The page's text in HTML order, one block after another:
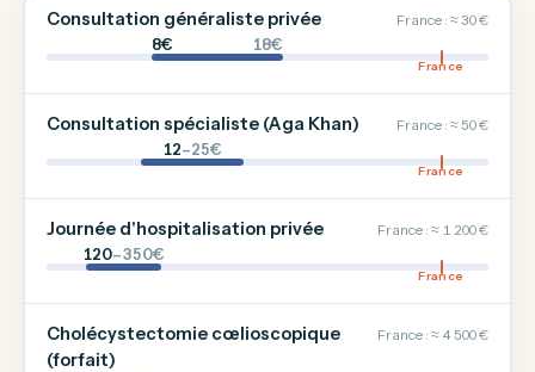
Consultation généraliste privée France : ≈ 30 €
8€ 18€
France
Consultation spécialiste (Aga Khan) France : ≈ 50 €
12–25€
France
Journée d'hospitalisation privée France : ≈ 1 200 €
120–350€
France
Cholécystectomie cœlioscopique
(forfait)
France : ≈ 4 500 €